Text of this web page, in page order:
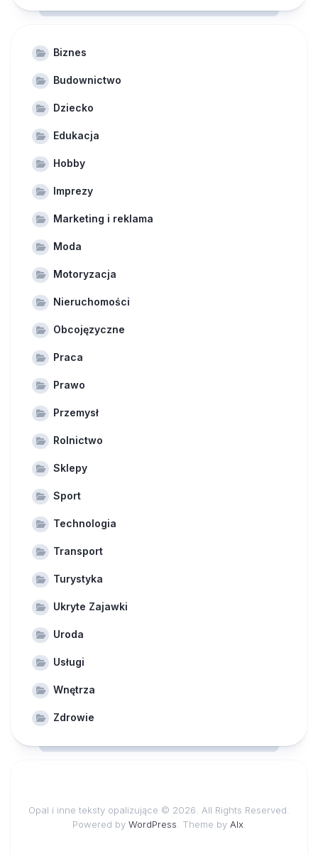
Biznes
Budownictwo
Dziecko
Edukacja
Hobby
Imprezy
Marketing i reklama
Moda
Motoryzacja
Nieruchomości
Obcojęzyczne
Praca
Prawo
Przemysł
Rolnictwo
Sklepy
Sport
Technologia
Transport
Turystyka
Ukryte Zajawki
Uroda
Usługi
Wnętrza
Zdrowie
Opal i inne teksty opalizujące © 2026. All Rights Reserved.
Powered by WordPress . Theme by Alx